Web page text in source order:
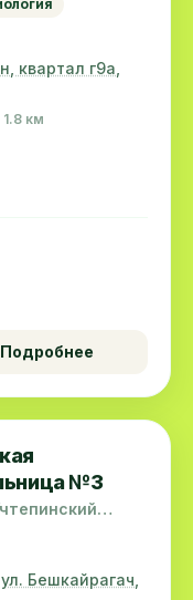
квартал г9а,
1.8 км
Подробнее
№3
Бешкайрагач,